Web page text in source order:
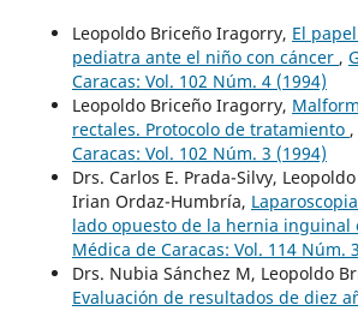
Leopoldo Briceño Iragorry, El
pediatra ante el niño con cáncer ,
Caracas: Vol. 102 Núm. 4 (1994)
Leopoldo Briceño Iragorry,
rectales. Protocolo de tratamiento ,
Caracas: Vol. 102 Núm. 3 (1994)
Drs. Carlos E. Prada-Silvy,
Irian Ordaz-Humbría,
lado opuesto de la hernia inguinal
Médica de Caracas: Vol. 114 Núm.
Drs. Nubia Sánchez M, Leopoldo
Evaluación de resultados de diez